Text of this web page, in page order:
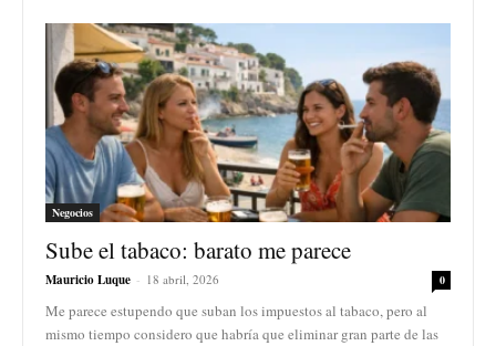
Negocios
Sube el tabaco: barato me parece
Mauricio Luque - 18 abril, 2026 0
Me parece estupendo que suban los impuestos al tabaco, pero al
mismo tiempo considero que habría que eliminar gran parte de las